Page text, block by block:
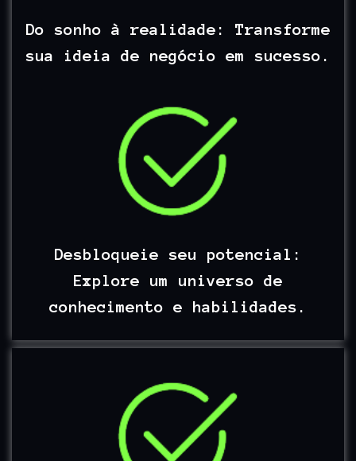
Do sonho à realidade: Transforme
sua ideia de negócio em sucesso.
Desbloqueie seu potencial:
Explore um universo de
conhecimento e habilidades.